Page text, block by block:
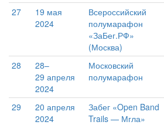
27
19 мая
2024
Всероссийский
полумарафон
«ЗаБег.РФ»
(Москва)
28
28–
29 апреля
2024
Московский
полумарафон
29
20 апреля
2024
Забег «Open Band
Trails — Мгла»